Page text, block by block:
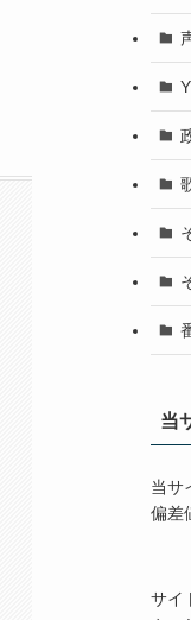
当
当サ
偏差
サイ